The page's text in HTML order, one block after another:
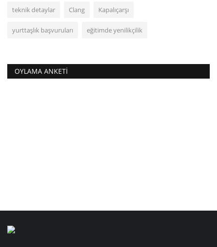
teknik detaylar Clang Kapalıçarşı
yurttaşlık başvuruları eğitimde yenilikçilik
OYLAMA ANKETI